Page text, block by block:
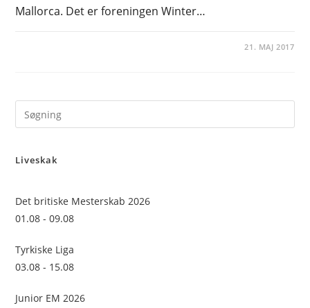
Mallorca. Det er foreningen Winter…
21. MAJ 2017
Liveskak
Det britiske Mesterskab 2026
01.08 - 09.08
Tyrkiske Liga
03.08 - 15.08
Junior EM 2026